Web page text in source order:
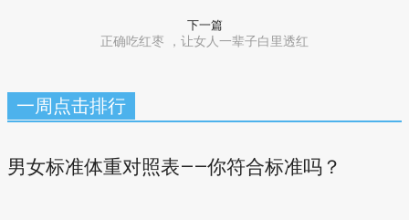
下一篇
正确吃红枣 ，让女人一辈子白里透红
一周点击排行
男女标准体重对照表——你符合标准吗？